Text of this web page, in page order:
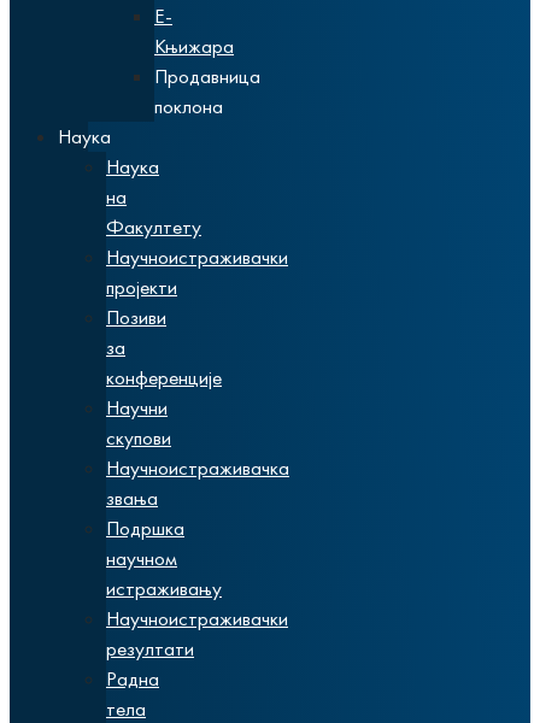
Е-
Књижара
Продавница
поклона
Наука
Наука
на
Факултету
Научноистраживачки
пројекти
Позиви
за
конференције
Научни
скупови
Научноистраживачка
звања
Подршка
научном
истраживању
Научноистраживачки
резултати
Радна
тела